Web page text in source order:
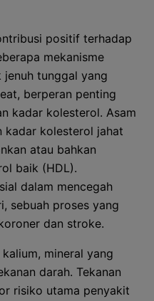
positif terhadap
mekanisme
jenuh tunggal yang
berperan penting
kadar kolesterol. Asam
kadar kolesterol jahat
atau bahkan
baik (HDL).
dalam mencegah
sebuah proses yang
dan stroke.
mineral yang
darah. Tekanan
risiko utama penyakit